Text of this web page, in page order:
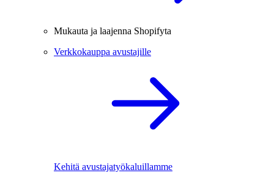
Mukauta ja laajenna Shopifyta
Verkkokauppa avustajille
Kehitä avustajatyökaluillamme